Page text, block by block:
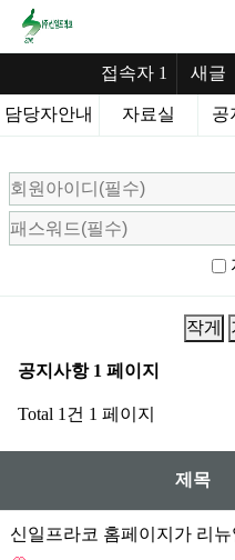
접속자 1 새글
담당자안내 자료실 공
회
원
로
작게
공지사항 1 페이지
Total 1건 1 페이지
제목
신일프라코 홈페이지가 리